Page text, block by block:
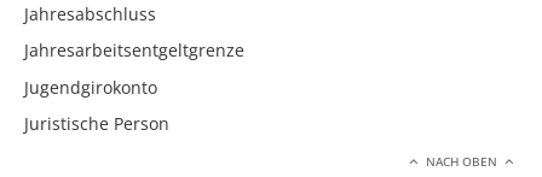
Jahresabschluss
Jahresarbeitsentgeltgrenze
Jugendgirokonto
Juristische Person
NACH OBEN